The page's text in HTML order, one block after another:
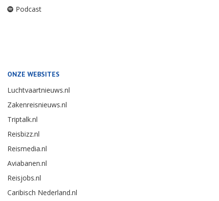
Podcast
ONZE WEBSITES
Luchtvaartnieuws.nl
Zakenreisnieuws.nl
Triptalk.nl
Reisbizz.nl
Reismedia.nl
Aviabanen.nl
Reisjobs.nl
Caribisch Nederland.nl